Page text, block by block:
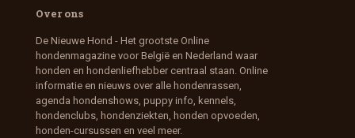
Over ons
De Nieuwe Hond - Het grootste Online
hondenmagazine voor België en Nederland waar
honden en hondenliefhebber centraal staan. Online
informatie en nieuws over alle hondenrassen,
agenda hondenshows, puppy info, kennels,
hondenclubs, hondenziekten, honden opvoeden,
honden-cursussen en veel meer.